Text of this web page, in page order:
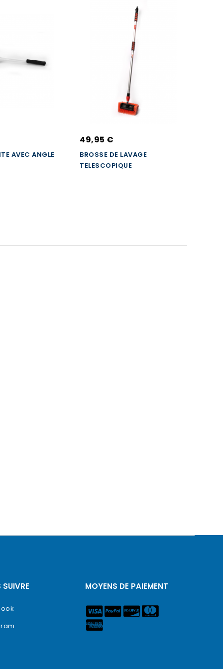
AVEC ANGLE
49,95 €
BROSSE DE LAVAGE
TELESCOPIQUE
MOYENS DE PAIEMENT